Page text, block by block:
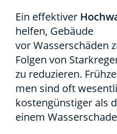
Ein effek­ti­ver
hel­fen, Gebäu­de
vor Was­ser­schä­den
Fol­gen von
zu redu­zie­ren.
men sind oft
kos­ten­güns­ti­ger als
einem